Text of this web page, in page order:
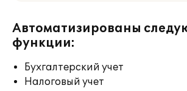
Автоматизированы
функции:
Бухгалтерский учет
Налоговый учет